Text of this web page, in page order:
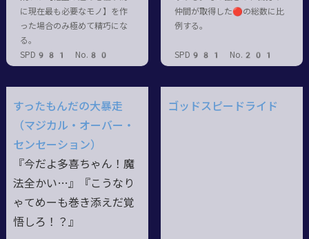
に現在最も必要なモノ】を作
った場合のみ極めて精巧にな
る。
SPD981 No.80
仲間が取得した🔴の総数に比
例する。
SPD981 No.201
すったもんだの大暴走
（マジカル・オーバー・
センセーション）
『今だよ多喜ちゃん！魔
法全かい…』『こうなり
ゃてめーも巻き添えだ覚
悟しろ！？』
ゴッドスピードライド